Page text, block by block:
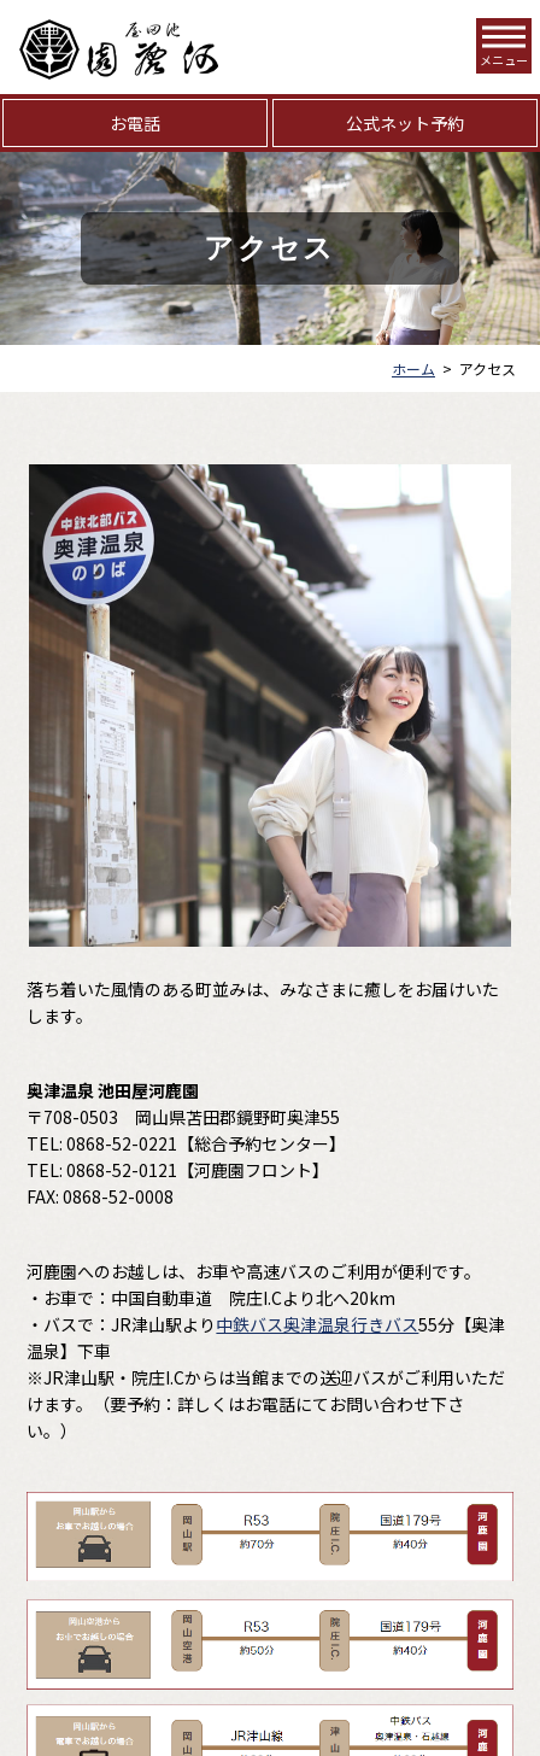
メニュー
お電話 公式ネット予約
アクセス
ホーム > アクセス
落ち着いた風情のある町並みは、みなさまに癒しをお届けいた
します。
奥津温泉 池田屋河鹿園
〒708-0503 岡山県苫田郡鏡野町奥津55
TEL: 0868-52-0221【総合予約センター】
TEL: 0868-52-0121【河鹿園フロント】
FAX: 0868-52-0008
河鹿園へのお越しは、お車や高速バスのご利用が便利です。
・お車で：中国自動車道 院庄I.Cより北へ20km
・バスで：JR津山駅より 中鉄バス奥津温泉行きバス55分【奥津
温泉】下車
※JR津山駅・院庄I.Cからは当館までの送迎バスがご利用いただ
けます。（要予約：詳しくはお電話にてお問い合わせ下さ
い。）